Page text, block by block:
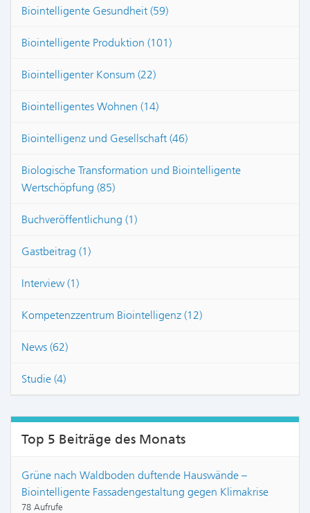
Biointelligente Gesundheit (59)
Biointelligente Produktion (101)
Biointelligenter Konsum (22)
Biointelligentes Wohnen (14)
Biointelligenz und Gesellschaft (46)
Biologische Transformation und Biointelligente
Wertschöpfung (85)
Buchveröffentlichung (1)
Gastbeitrag (1)
Interview (1)
Kompetenzzentrum Biointelligenz (12)
News (62)
Studie (4)
Top 5 Beiträge des Monats
Grüne nach Waldboden duftende Hauswände –
Biointelligente Fassadengestaltung gegen Klimakrise
78 Aufrufe